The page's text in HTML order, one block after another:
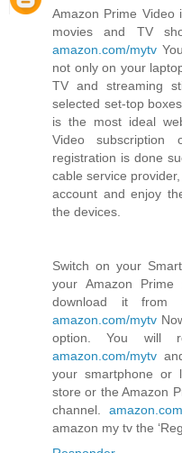
Amazon Prime
movies and TV
amazon.com/mytv
not only on your
TV and streaming
selected set-top
is the most ideal
Video subscription
registration is done
cable service provider,
account and enjoy
the devices.
Switch on your
your Amazon
download it
amazon.com/mytv
option. You will
amazon.com/mytv
your smartphone or
store or the Amazon
channel.
amazon my tv the